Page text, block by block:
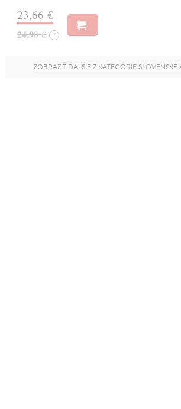
23,66 €
24,90 € ?
ZOBRAZIŤ ĎALŠIE Z KATEGÓRIE SLOVENSKÉ